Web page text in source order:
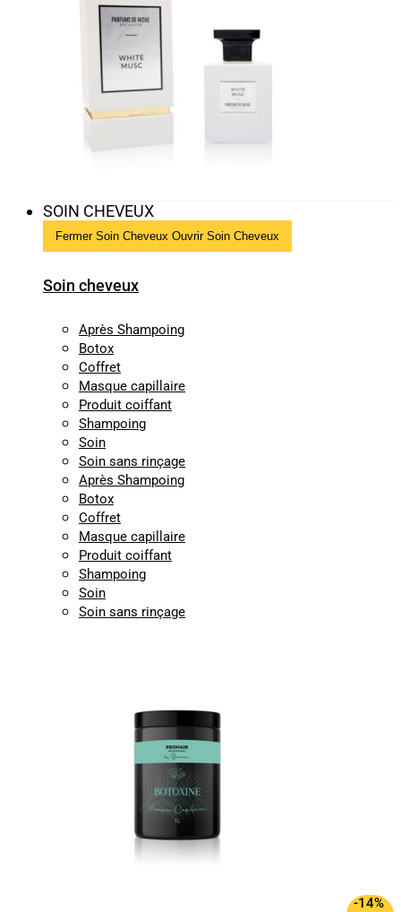
SOIN CHEVEUX
Fermer Soin Cheveux Ouvrir Soin Cheveux
Soin cheveux
Après Shampoing
Botox
Coffret
Masque capillaire
Produit coiffant
Shampoing
Soin
Soin sans rinçage
Après Shampoing
Botox
Coffret
Masque capillaire
Produit coiffant
Shampoing
Soin
Soin sans rinçage
-14%